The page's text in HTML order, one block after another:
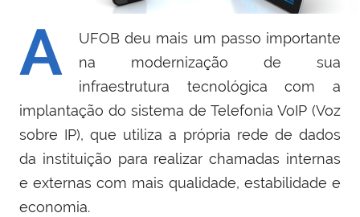
A
UFOB deu mais um passo importante
na modernização de sua
infraestrutura tecnológica com a
implantação do sistema de Telefonia VoIP (Voz
sobre IP), que utiliza a própria rede de dados
da instituição para realizar chamadas internas
e externas com mais qualidade, estabilidade e
economia.